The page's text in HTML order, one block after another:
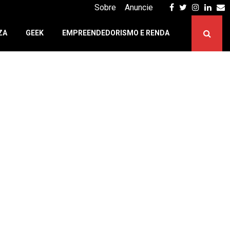
Facebook
Twitter
Sobre Anuncie
GEEK EMPREENDEDORISMO E RENDA